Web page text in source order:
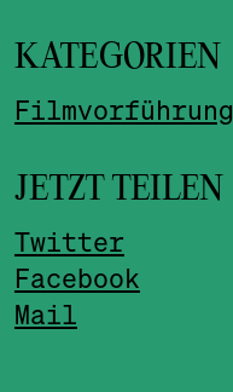
KATEGORIEN
Filmvorführung
JETZT TEILEN
Twitter
Facebook
Mail